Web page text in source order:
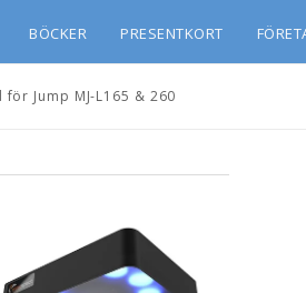
BÖCKER PRESENTKORT
Jump MJ-L165 & 260